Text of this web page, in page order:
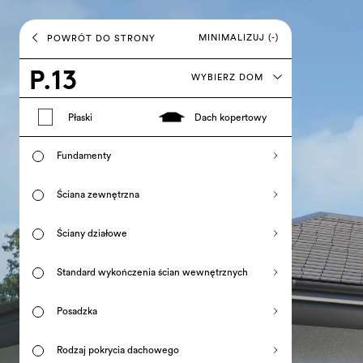
MINIMALIZUJ (-)
POWRÓT DO STRONY
P.13 WYBIERZ DOM
Płaski Dach kopertowy
Fundamenty
Wykonywane przez Klienta INFO (+)
Wykonywane przez Phomes INFO (+)
Ściana zewnętrzna
Standard EKO INFO (+)
Sweden EKO INFO (+)
Ściany działowe
Zabudowa lekka (G-K, Multigips) INFO (+)
Ściany prefabrykowane INFO (+)
Standard wykończenia ścian wewnętrznych
Bez wykończenia gładzią szpachlową
INFO (+)
Posadzka
Cementowa INFO (+)
Rodzaj pokrycia dachowego